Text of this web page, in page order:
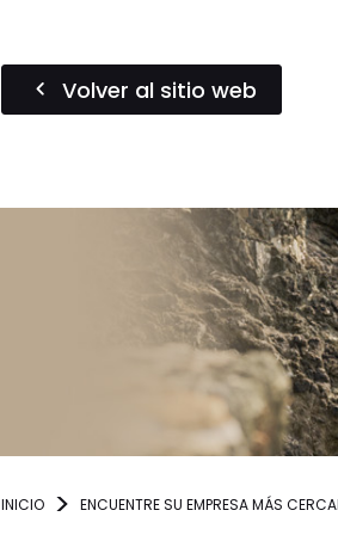
Volver al sitio web
INICIO ENCUENTRE SU EMPRESA MÁS